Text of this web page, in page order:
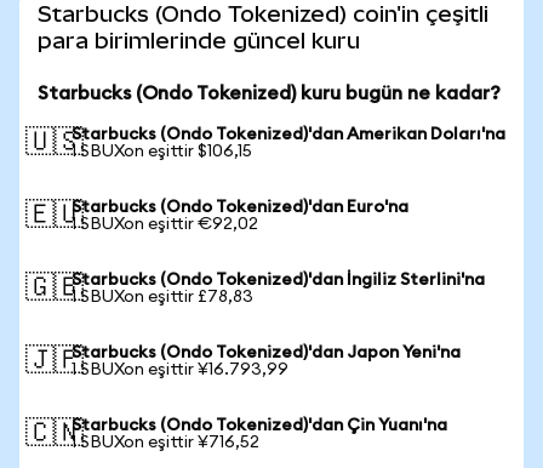
Starbucks (Ondo Tokenized) coin'in çeşitli
para birimlerinde güncel kuru
Starbucks (Ondo Tokenized) kuru bugün ne kadar?
🇺🇸Starbucks (Ondo Tokenized)'dan Amerikan Doları'na
1 SBUXon eşittir $106,15
🇪🇺Starbucks (Ondo Tokenized)'dan Euro'na
1 SBUXon eşittir €92,02
🇬🇧Starbucks (Ondo Tokenized)'dan İngiliz Sterlini'na
1 SBUXon eşittir £78,83
🇯🇵Starbucks (Ondo Tokenized)'dan Japon Yeni'na
1 SBUXon eşittir ¥16.793,99
🇨🇳Starbucks (Ondo Tokenized)'dan Çin Yuanı'na
1 SBUXon eşittir ¥716,52